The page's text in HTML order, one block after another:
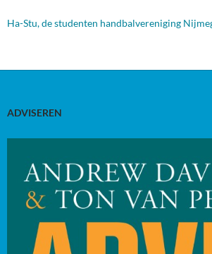
Ha-Stu, de studenten handbalvereniging
ADVISEREN